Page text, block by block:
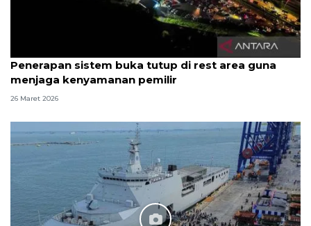
Penerapan sistem buka tutup di rest area guna
menjaga kenyamanan pemilir
26 Maret 2026